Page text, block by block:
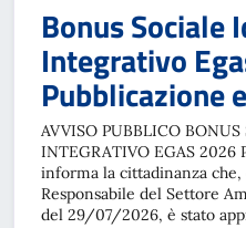
Bonus Sociale
Integrativo
Pubblicazione
AVVISO PUBBLICO
INTEGRATIVO EGAS 2026
informa la cittadinanza
Responsabile del Settore
del 29/07/2026, è stato